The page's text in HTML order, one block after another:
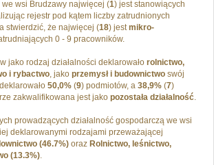
wsi Brudzawy najwięcej (1) jest stanowiących
rejestr pod kątem liczby zatrudnionych
stwierdzić, że najwięcej (18) jestmikro-
0 - 9 pracowników.
jako rodzaj działalności deklarowało rolnictwo,
i rybactwo, jako przemysł i budownictwo swój
50,0% (9) podmiotów, a 38,9% (7)
zakwalifikowana jest jako pozostała działalność.
prowadzących działalność gospodarczą we wsi
deklarowanymi rodzajami przeważającej
(46.7%) oraz Rolnictwo, leśnictwo,
(13.3%).